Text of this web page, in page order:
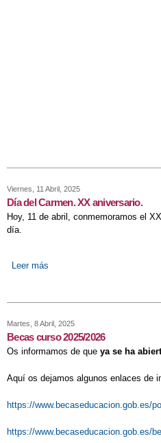
Viernes, 11 Abril, 2025
Día del Carmen. XX aniversario.
Hoy, 11 de abril, conmemoramos el
día.
Leer más
Martes, 8 Abril, 2025
Becas curso 2025/2026
Os informamos de que ya se ha
Aquí os dejamos algunos enlaces de
https://www.becaseducacion.gob.es/
https://www.becaseducacion.gob.es/